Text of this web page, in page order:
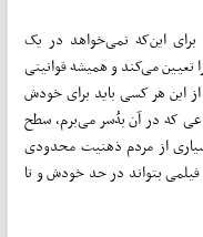
این‌که نمی‌خواهد در یک
تعیین می‌کند و همیشه قوانینی
این هر کسی باید برای خودش
که در آن به‌ُسر می‌برم، سطح
از مردم ذهنیت محدودی
بتواند در حد خودش و تا